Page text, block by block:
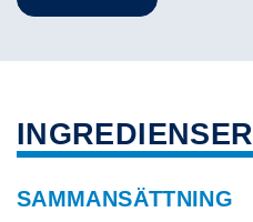
INGREDIENSER
SAMMANSÄTTNING